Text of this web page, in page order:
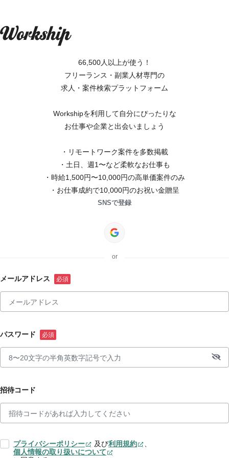
66,500人以上が使う！
フリーランス・副業人材専門の
求人・案件検索プラットフォーム
Workshipを利用して自分にぴったりな
お仕事や企業と出会いましょう
・リモートワーク案件を多数掲載
・土日、週1〜など柔軟なお仕事も
・時給1,500円〜10,000円の高単価案件のみ
・お仕事成約で10,000円のお祝い金贈呈
SNSで登録
or
メールアドレス
パスワード
招待コード
プライバシーポリシー 及び利用規約
、
個人情報の取り扱いについて